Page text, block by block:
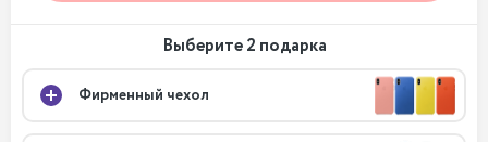
Выберите 2 подарка
Фирменный чехол